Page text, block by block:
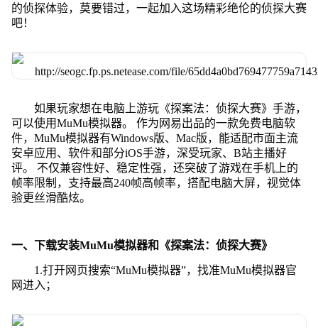
的侦探体验，莫要错过，一起加入这场精彩绝伦的侦探大赛
吧！
如果玩家想在电脑上游玩《探案法：侦探大赛》手游，
可以使用MuMu模拟器。 作为网易出品的一款免费电脑软
件，MuMu模拟器有Windows版、Mac版，能适配市面主流
安卓应用、软件和部分iOS手游，深受玩家、B站主播好
评。 不仅兼容性好、稳定性强，还突破了游戏在手机上的
帧率限制，支持最高240帧高帧率，搭配电脑大屏，视觉体
验更丝滑酷炫。
一、下载安装MuMu模拟器和《探案法：侦探大赛》
1.打开网页搜索“MuMu模拟器”，找准MuMu模拟器官
网进入；